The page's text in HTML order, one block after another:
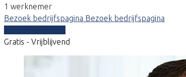
1 werknemer
Bezoek bedrijfspagina Bezoek bedrijfspagina
Gratis - Vrijblijvend